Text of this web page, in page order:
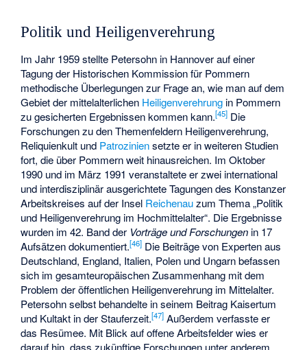
Politik und Heiligenverehrung
Im Jahr 1959 stellte Petersohn in Hannover auf einer
Tagung der Historischen Kommission für Pommern
methodische Überlegungen zur Frage an, wie man auf dem
Gebiet der mittelalterlichen Heiligenverehrung in Pommern
zu gesicherten Ergebnissen kommen kann.[45] Die
Forschungen zu den Themenfeldern Heiligenverehrung,
Reliquienkult und Patroziniensetzte er in weiteren Studien
fort, die über Pommern weit hinausreichen. Im Oktober
1990 und im März 1991 veranstaltete er zwei international
und interdisziplinär ausgerichtete Tagungen des Konstanzer
Arbeitskreises auf der Insel Reichenauzum Thema „Politik
und Heiligenverehrung im Hochmittelalter“. Die Ergebnisse
wurden im 42. Band der Vorträge und Forschungen in 17
Aufsätzen dokumentiert.[46] Die Beiträge von Experten aus
Deutschland, England, Italien, Polen und Ungarn befassen
sich im gesamteuropäischen Zusammenhang mit dem
Problem der öffentlichen Heiligenverehrung im Mittelalter.
Petersohn selbst behandelte in seinem Beitrag Kaisertum
und Kultakt in der Stauferzeit.[47] Außerdem verfasste er
das Resümee. Mit Blick auf offene Arbeitsfelder wies er
darauf hin, dass zukünftige Forschungen unter anderem